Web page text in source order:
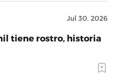
Jul 30, 2026
tiene rostro, historia